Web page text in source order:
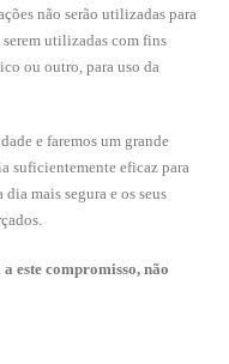
não serão utilizadas para
utilizadas com fins
ou outro, para uso da
e faremos um grande
suficientemente eficaz para
mais segura e os seus
este compromisso, não